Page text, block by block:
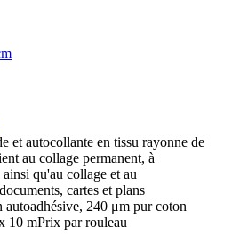
et autocollante en tissu rayonne de
au collage permanent, à
qu'au collage et au
cartes et plans
autoadhésive, 240 μm pur coton
10 mPrix par rouleau